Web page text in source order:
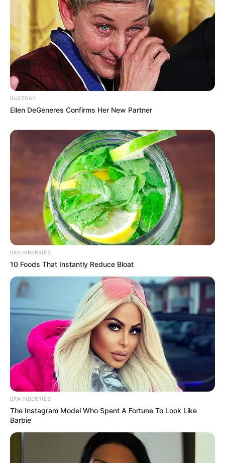
Specyfikacja
Scenariusz
Carl Barks
Rysunki
Carl Barks
Oprawa
Druk
Kolor
Liczba stron
232
Jacek Drewnowski
17 lipca 2024 roku
BUZZDAY
Ellen DeGeneres Confirms Her New Partner
BRAINBERRIES
10 Foods That Instantly Reduce Bloat
BRAINBERRIES
The Instagram Model Who Spent A Fortune To Look Like
Barbie